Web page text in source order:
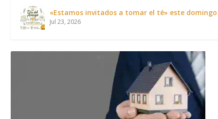
«Estamos invitados a tomar el té» este
Jul 23, 2026